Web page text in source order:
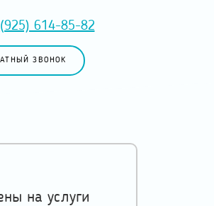
614-85-82
ЗВОНОК
на услуги